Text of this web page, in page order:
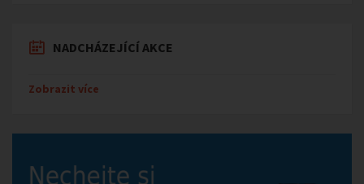
NADCHÁZEJÍCÍ AKCE
Zobrazit více